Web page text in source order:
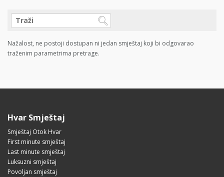
Nažalost, ne postoji dostupan ni jedan smještaj koji bi odgovarao
traženim parametrima pretrage.
Hvar Smještaj
Smještaj Otok Hvar
First minute smještaj
Last minute smještaj
Luksuzni smještaj
Povoljan smještaj